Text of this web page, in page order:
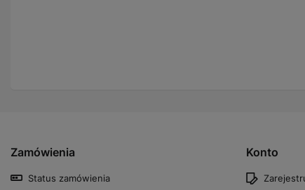
Zamówienia
Status zamówienia
Konto